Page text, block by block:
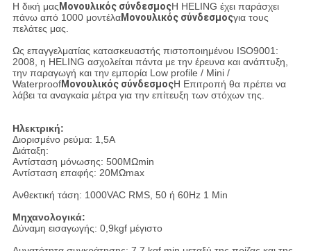
Η δική μας Μονουλικός σύνδεσμοςΗ HELING έχει παράσχει
πάνω από 1000 μοντέλαΜονουλικός σύνδεσμοςγια τους
πελάτες μας.
Ως επαγγελματίας κατασκευαστής πιστοποιημένου ISO9001:
2008, η HELING ασχολείται πάντα με την έρευνα και ανάπτυξη,
την παραγωγή και την εμπορία Low profile / Mini /
WaterproofΜονουλικός σύνδεσμοςΗ Επιτροπή θα πρέπει να
λάβει τα αναγκαία μέτρα για την επίτευξη των στόχων της.
Ηλεκτρική:
Διορισμένο ρεύμα: 1,5A
Διάταξη:
Αντίσταση μόνωσης: 500MΩmin
Αντίσταση επαφής: 20MΩmax
Ανθεκτική τάση: 1000VAC RMS, 50 ή 60Hz 1 Min
Μηχανολογικά:
Δύναμη εισαγωγής: 0,9kgf μέγιστο